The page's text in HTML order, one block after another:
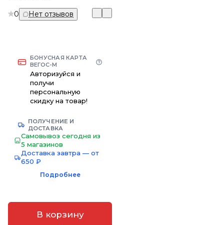
0 Нет отзывов
БОНУСНАЯ КАРТА
ВЕГОС-М
Авторизуйся и
получи
персональную
скидку на товар!
ПОЛУЧЕНИЕ И
ДОСТАВКА
Самовывоз сегодня из
5 магазинов
Доставка завтра — от
650 ₽
Подробнее
В корзину